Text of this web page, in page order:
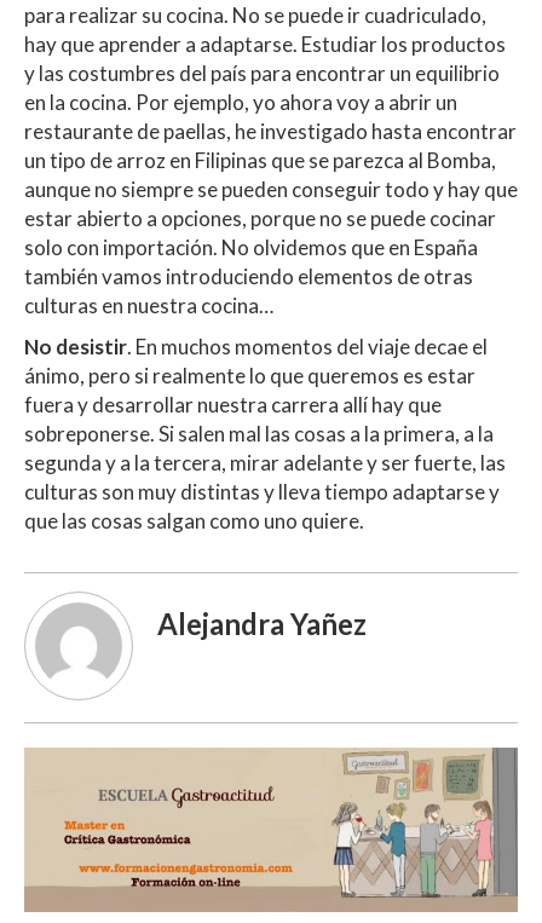
para realizar su cocina. No se puede ir cuadriculado,
hay que aprender a adaptarse. Estudiar los productos
y las costumbres del país para encontrar un equilibrio
en la cocina. Por ejemplo, yo ahora voy a abrir un
restaurante de paellas, he investigado hasta encontrar
un tipo de arroz en Filipinas que se parezca al Bomba,
aunque no siempre se pueden conseguir todo y hay que
estar abierto a opciones, porque no se puede cocinar
solo con importación. No olvidemos que en España
también vamos introduciendo elementos de otras
culturas en nuestra cocina…
No desistir. En muchos momentos del viaje decae el
ánimo, pero si realmente lo que queremos es estar
fuera y desarrollar nuestra carrera allí hay que
sobreponerse. Si salen mal las cosas a la primera, a la
segunda y a la tercera, mirar adelante y ser fuerte, las
culturas son muy distintas y lleva tiempo adaptarse y
que las cosas salgan como uno quiere.
Alejandra Yañez